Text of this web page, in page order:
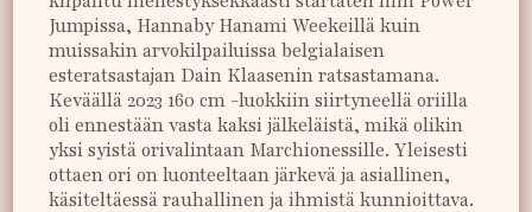
Jumpissa, Hannaby Hanami Weekeillä kuin
muissakin arvokilpailuissa belgialaisen
esteratsastajan Dain Klaasenin ratsastamana.
Keväällä 2023 160 cm -luokkiin siirtyneellä oriilla
oli ennestään vasta kaksi jälkeläistä, mikä olikin
yksi syistä orivalintaan Marchionessille. Yleisesti
ottaen ori on luonteeltaan järkevä ja asiallinen,
käsiteltäessä rauhallinen ja ihmistä kunnioittava.